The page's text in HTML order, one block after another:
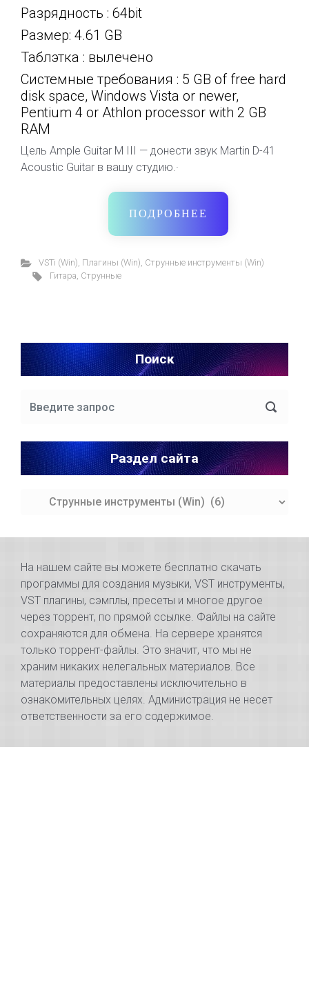
Разрядность : 64bit
Размер: 4.61 GB
Таблэтка : вылечено
Системные требования : 5 GB of free hard
disk space, Windows Vista or newer,
Pentium 4 or Athlon processor with 2 GB
RAM
Цель Ample Guitar M III — донести звук Martin D-41
Acoustic Guitar в вашу студию.·
ПОДРОБНЕЕ
VSTi (Win) Плагины (Win) Струнные инструменты (Win)
Гитара Струнные
Поиск
Раздел сайта
Раздел
На нашем сайте вы можете бесплатно скачать
программы для создания музыки, VST инструменты,
VST плагины, сэмплы, пресеты и многое другое
через торрент, по прямой ссылке. Файлы на сайте
сохраняются для обмена. На сервере хранятся
только торрент-файлы. Это значит, что мы не
храним никаких нелегальных материалов. Все
материалы предоставлены исключительно в
ознакомительных целях. Администрация не несет
ответственности за его содержимое.